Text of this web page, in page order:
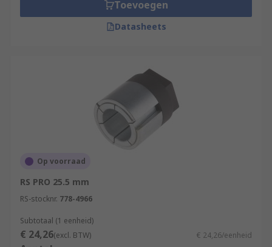
machining costs and a backlash free connection
without wear or corrosion damage.
Toevoegen
Datasheets
Op voorraad
RS PRO 25.5 mm
RS-stocknr. 778-4966
Subtotaal (1 eenheid)
€ 24,26(excl. BTW) € 24,26/eenheid